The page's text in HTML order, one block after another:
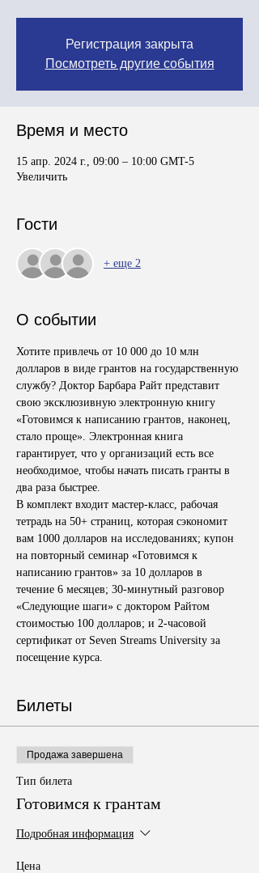
Регистрация закрыта
Посмотреть другие события
Время и место
15 апр. 2024 г., 09:00 – 10:00 GMT-5
Увеличить
Гости
+ еще 2
О событии
Хотите привлечь от 10 000 до 10 млн
долларов в виде грантов на государственную
службу? Доктор Барбара Райт представит
свою эксклюзивную электронную книгу
«Готовимся к написанию грантов, наконец,
стало проще». Электронная книга
гарантирует, что у организаций есть все
необходимое, чтобы начать писать гранты в
два раза быстрее.
В комплект входит мастер-класс, рабочая
тетрадь на 50+ страниц, которая сэкономит
вам 1000 долларов на исследованиях; купон
на повторный семинар «Готовимся к
написанию грантов» за 10 долларов в
течение 6 месяцев; 30-минутный разговор
«Следующие шаги» с доктором Райтом
стоимостью 100 долларов; и 2-часовой
сертификат от Seven Streams University за
посещение курса.
Билеты
Продажа завершена
Тип билета
Готовимся к грантам
Подробная информация
Цена